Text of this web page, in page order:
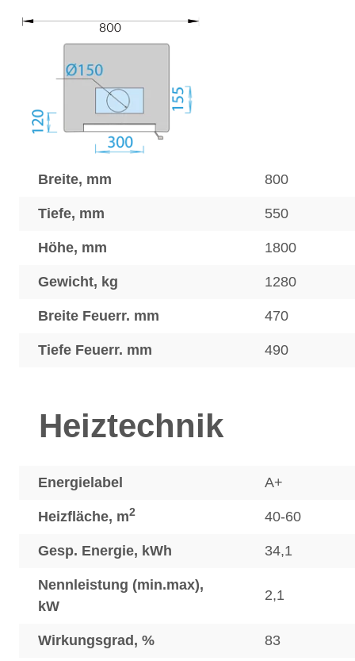
Breite, mm 800
Tiefe, mm 550
Höhe, mm 1800
Gewicht, kg 1280
Breite Feuerr. mm 470
Tiefe Feuerr. mm 490
Heiztechnik
Energielabel A+
Heizfläche, m2 40-60
Gesp. Energie, kWh 34,1
Nennleistung (min.max),
kW
2,1
Wirkungsgrad, % 83